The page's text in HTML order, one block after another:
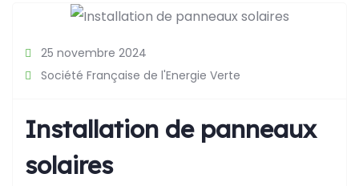
25 novembre 2024
Société Française de l'Energie Verte
Installation de panneaux
solaires